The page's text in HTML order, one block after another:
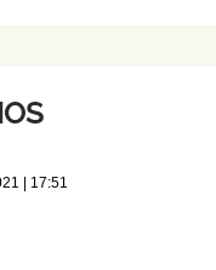
| 17:51